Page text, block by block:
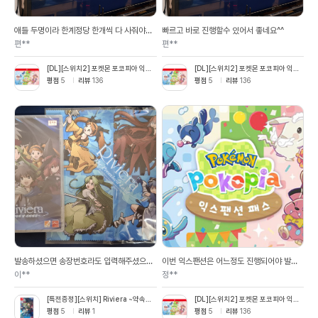
애들 두명이라 한계정당 한개씩 다 사줘야하
네요 ㅎㅎ
편**
[DL][스위치2] 포켓몬 포코피아 익스
팬션 패스(Pokémon Pokopia 익스
팬션 패스)
평점5 리뷰136
빠르고 바로 진행할수 있어서 좋네요^^
편**
[DL][스위치2] 포켓몬 포코피아 익스
팬션 패스(Pokémon Pokopia 익스
팬션 패스)
평점 5 리뷰 136
발송하셨으면 송장번호라도 입력해주셨으면
좋겠네요 분명 오늘 아침까지만 해도 상품준
비중 상태였는데, 갑자기 오늘 오네요 하루
으면 좋겠습니다 정상 출고될때는 송장번호
까지 같이 해서 카톡으로 오드만요
이**
[특전증정][스위치] Riviera ~약속의
땅 리비에라~
평점5 리뷰1
이번 익스팬션은 어느정도 진행되어야 발동
되서 그런지 애들이 설치된건지 안된건지 모
르네요. 나름 확장팩이 적용되었으면 첫부팅
정**
[DL][스위치2] 포켓몬 포코피아 익스
팬션 패스(Pokémon Pokopia 익스
팬션 패스)
평점 5 리뷰 136